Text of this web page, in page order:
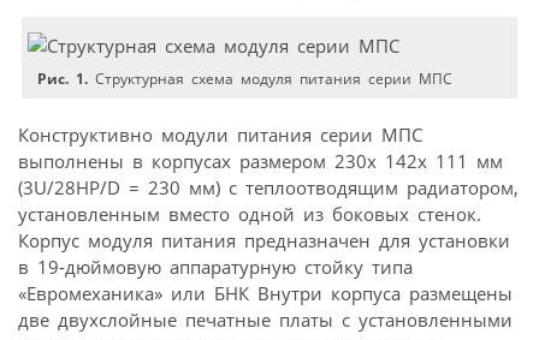
Рис. 1. Структурная схема модуля питания серии МПС
Конструктивно модули питания серии МПС
выполнены в корпусах размером 230х 142х 111 мм
(3U/28HP/D = 230 мм) с теплоотводящим радиатором,
установленным вместо одной из боковых стенок.
Корпус модуля питания предназначен для установки
в 19-дюймовую аппаратурную стойку типа
«Евромеханика» или БНК Внутри корпуса размещены
две двухслойные печатные платы с установленными